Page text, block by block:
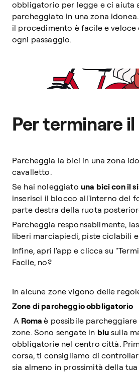
obbligatorio per legge e ci aiuta
parcheggiato in una zona
il procedimento è facile e veloce
ogni passaggio.
Per terminare
Parcheggia la bici in una zona
cavalletto.
Se hai noleggiato una bici con il
inserisci il blocco all'interno del
parte destra della ruota
Parcheggia responsabilmente,
liberi marciapiedi, piste ciclabili
Infine, apri l'app e clicca su
Facile, no?
In alcune zone vigono delle
Zone di parcheggio obbligatorio
A Romaè possibile
zone. Sono sengate in blu sulla
obbligatorie nel centro città.
corsa, ti consigliamo di
sia almeno in prossimità della